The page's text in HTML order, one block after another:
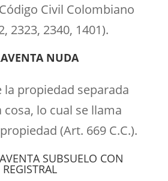
Civil Colombiano
2323, 2340, 1401).
NUDA
la propiedad separada
cosa, lo cual se llama
(Art. 669 C.C.).
SUBSUELO CON